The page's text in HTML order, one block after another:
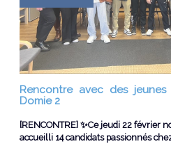
Rencontre avec des jeunes
Domie 2
[RENCONTRE] ✨Ce jeudi 22 février
accueilli 14 candidats passionnés